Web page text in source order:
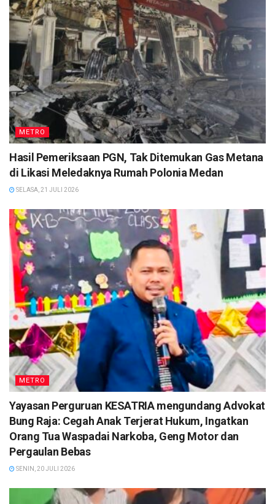
METRO
Hasil Pemeriksaan PGN, Tak Ditemukan Gas Metana
di Likasi Meledaknya Rumah Polonia Medan
SELASA, 21 JULI 2026
METRO
Yayasan Perguruan KESATRIA mengundang Advokat
Bung Raja: Cegah Anak Terjerat Hukum, Ingatkan
Orang Tua Waspadai Narkoba, Geng Motor dan
Pergaulan Bebas
SENIN, 20 JULI 2026